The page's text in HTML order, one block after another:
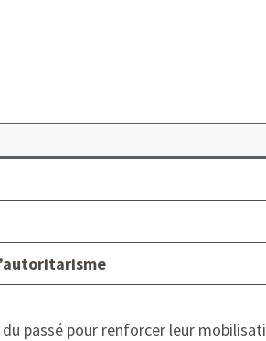
passé pour renforcer leur